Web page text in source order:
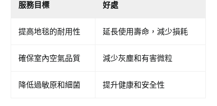
服務目標 好處
提高地毯的耐用性 延長使用壽命，減少損耗
確保室內空氣品質 減少灰塵和有害微粒
降低過敏原和細菌 提升健康和安全性